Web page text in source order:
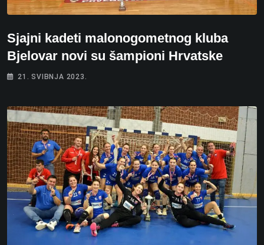
Sjajni kadeti malonogometnog kluba
Bjelovar novi su šampioni Hrvatske
21. SVIBNJA 2023.